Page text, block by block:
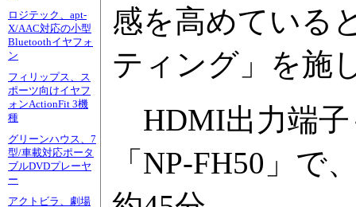
ロジテック、apt-
X/AAC対応の小型
Bluetoothイヤフォ
ン
フィリップス、ス
ポーツ向けイヤフ
ォンActionFit 3機
種
グリーンハウス、7
型/車載対応ポータ
ブルDVDプレーヤ
ー
アクトビラ、劇場
感を高めている
ティング」を施
HDMI出力端子
「NP-FH50」で